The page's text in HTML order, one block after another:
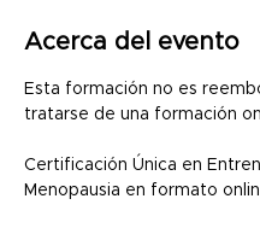
Acerca del evento
Esta formación no es
tratarse de una formación
Certificación Única en
Menopausia en formato